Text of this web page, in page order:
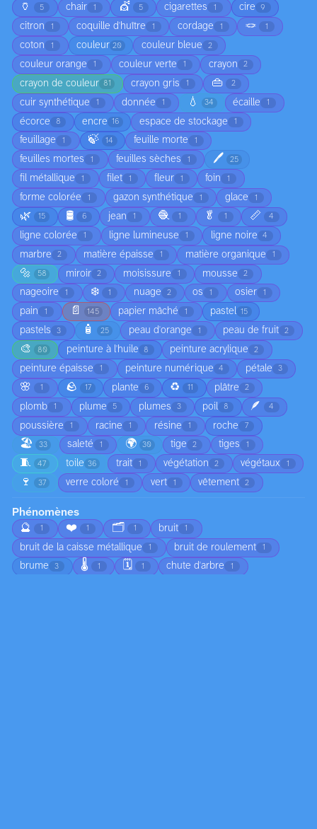
🏺 5 chair 1 💇 5 cigarettes 1 cire 9
citron 1 coquille d'huître 1 cordage 1 🪢 1
coton 1 couleur 20 couleur bleue 2
couleur orange 1 couleur verte 1 crayon 2
crayon de couleur 81 crayon gris 1 👜 2
cuir synthétique 1 donnée 1 💧 34 écaille 1
écorce 8 encre 16 espace de stockage 1
feuillage 1 🍃 14 feuille morte 1
feuilles mortes 1 feuilles sèches 1 🖊️ 25
fil métallique 1 filet 1 fleur 1 foin 1
forme colorée 1 gazon synthétique 1 glace 1
🌿 15 🛢️ 6 jean 1 🧶 1 🥬 1 📏 4
ligne colorée 1 ligne lumineuse 1 ligne noire 4
marbre 2 matière épaisse 1 matière organique 1
🔩 58 miroir 2 moisissure 1 mousse 2
nageoire 1 ❄️ 1 nuage 2 os 1 osier 1
pain 1 📄 145 papier mâché 1 pastel 15
pastels 3 🧴 25 peau d'orange 1 peau de fruit 2
🎨 80 peinture à l'huile 8 peinture acrylique 2
peinture épaisse 1 peinture numérique 4 pétale 3
🌸 1 🪨 17 plante 6 ♻️ 11 plâtre 2
plomb 1 plume 5 plumes 3 poil 8 🪶 4
poussière 1 racine 1 résine 1 roche 7
🏖️ 33 saleté 1 🌍 30 tige 2 tiges 1
🧵 47 toile 36 trait 1 végétation 2 végétaux 1
🍷 37 verre coloré 1 vert 1 vêtement 2
Phénomènes
🔮
1 ❤️ 1 🗂️ 1 bruit 1
bruit de la caisse métallique 1 bruit de roulement 1
brume 3 🌡️ 1 🗓️ 1 chute d'arbre 1